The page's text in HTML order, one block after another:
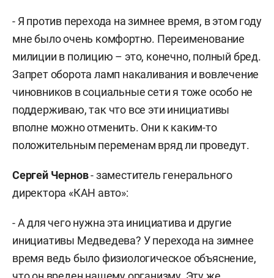
- Я против перехода на зимнее время, в этом году
мне было очень комфортно. Переименование
милиции в полицию – это, конечно, полный бред.
Запрет оборота ламп накаливания и вовлечение
чиновников в социальные сети я тоже особо не
поддерживаю, так что все эти инициативы
вполне можно отменить. Они к каким-то
положительным переменам вряд ли проведут.
Сергей Чернов- заместитель генерального
директора «КАН авто»:
- А для чего нужна эта инициатива и другие
инициативы Медведева? У перехода на зимнее
время ведь было физиологическое объяснение,